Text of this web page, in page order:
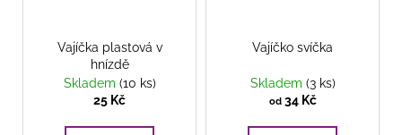
Vajíčka plastová v
hnízdě
Skladem (10 ks)
25 Kč
Vajíčko svíčka
Skladem (3 ks)
od34 Kč